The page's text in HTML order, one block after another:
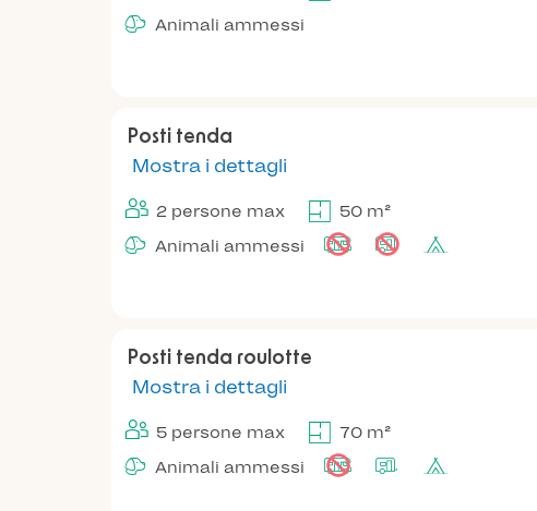
Animali ammessi
Posti tenda
Mostra i dettagli
2 persone max
50 m²
Animali ammessi
Posti tenda roulotte
Mostra i dettagli
5 persone max
70 m²
Animali ammessi